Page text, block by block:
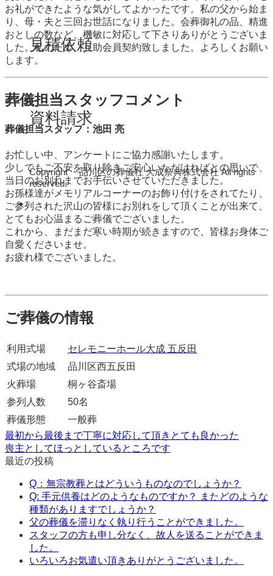
見積依頼
資料請求
Copyright ・品川区の葬儀社 大成祭典株式会社 All rights
reserved.
お礼ができたような気がしてよかったです。私の父から始ま
り、母・夫と三回お世話になりました。会葬御礼の品、精進
おとしの数など、機敏に対応して下さりありがとうございま
した。私のため、互助会員契約致しました。よろしくお願い
します。
葬儀担当スタッフコメント
葬儀担当スタッフ：池田 亮
お忙しい中、アンケートにご協力感謝いたします。
少しでもご不安を取り除きご安心いただければとの思いで、
当日のお別れまでお手伝いさせていただきました。
お孫様達がメモリアルコーナーのお飾り付けをされてたり、
ご参列された沢山の皆様にお別れをして頂くことが出来て、
とてもお心温まるご葬儀でございました。
これから、まだまだ寒い時期が続きますので、皆様お身体ご
自愛くださいませ。
お疲れ様でございました。
ご葬儀の情報
利用式場
セレモニーホール大成 五反田
式場の地域
品川区西五反田
火葬場
桐ヶ谷斎場
参列人数
50名
葬儀形態
一般葬
最初から最後まで丁寧に対応して頂きとても良かった
喪主としてほっとしているところです
最近の投稿
Q：無宗教葬とはどういうものなのでしょうか？
Q: 手元供養はどのようなものですか？ またどのような
種類がありますでしょうか？
父の葬儀を滞りなく執り行うことができました。
スタッフの方も申し分なく、故人を送ることができま
した。
いろいろお気遣い頂きありがとうございました。